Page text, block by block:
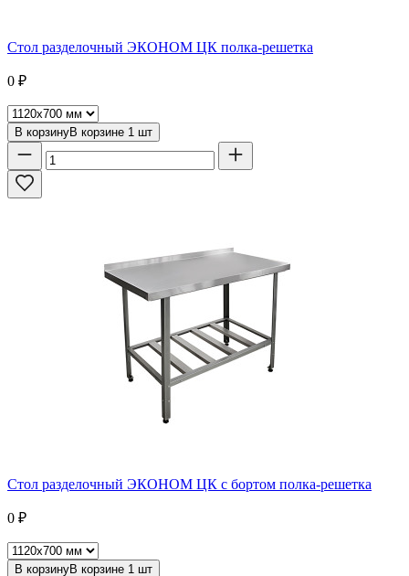
Стол разделочный ЭКОНОМ ЦК полка-решетка
0 ₽
В корзинуВ корзине 1 шт
Стол разделочный ЭКОНОМ ЦК с бортом полка-решетка
0 ₽
В корзинуВ корзине 1 шт